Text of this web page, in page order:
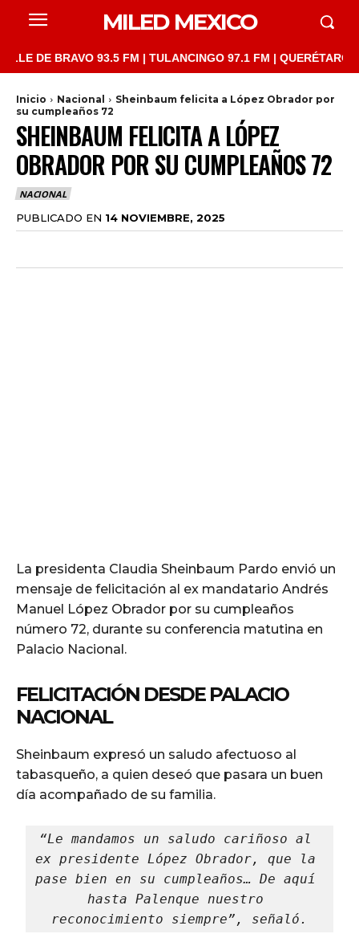
MILED MEXICO
BRAVO 93.5 FM | TULANCINGO 97.1 FM | QUERÉTARO
Inicio Nacional
Sheinbaum felicita a López Obrador por
su cumpleaños 72
SHEINBAUM FELICITA A LÓPEZ
OBRADOR POR SU CUMPLEAÑOS 72
NACIONAL
PUBLICADO EN 14 NOVIEMBRE, 2025
La presidenta Claudia Sheinbaum Pardo envió un
mensaje de felicitación al ex mandatario Andrés
Manuel López Obrador por su cumpleaños
número 72, durante su conferencia matutina en
Palacio Nacional.
FELICITACIÓN DESDE PALACIO
NACIONAL
Sheinbaum expresó un saludo afectuoso al
tabasqueño, a quien deseó que pasara un buen
día acompañado de su familia.
“Le mandamos un saludo cariñoso al
ex presidente López Obrador, que la
pase bien en su cumpleaños… De aquí
hasta Palenque nuestro
reconocimiento siempre”, señaló.